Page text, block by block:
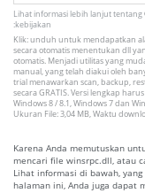
Lihat informasi lebih lanjut tentang
:kebijakan
Klik: unduh untuk mendapatkan
secara otomatis menentukan dll
otomatis. Menjadi utilitas yang
manual, yang telah diakui oleh
trial menawarkan scan, backup,
secara GRATIS. Versi lengkap
Windows 8 / 8.1, Windows 7 dan
Ukuran File: 3,04 MB, Waktu
Karena Anda memutuskan
mencari file winsrpc.dll, atau
Lihat informasi di bawah,
halaman ini, Anda juga dapat